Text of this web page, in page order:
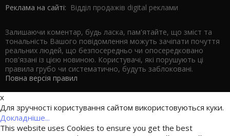
Реклама на сайті: Відділ продажів digital реклами
Залишаючи коментар, будь ласка, пам'ятайте, що зміст та
тональність Вашого повідомлення можуть зачіпати почуття
реальних людей, що безпосередньо чи опосередковано
пов'язані із цією новиною. Користувачі, які порушують ці
правила грубо чи систематично, будуть заблоковані.
Повна версія правил
x
Для зручності користування сайтом використовуються куки.
Докладніше...
This website uses Cookies to ensure you get the best